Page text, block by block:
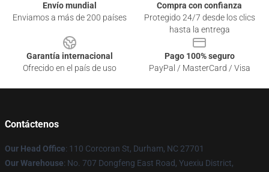
Envío mundial
Enviamos a más de 200 países
Compra con confianza
Protegido 24/7 desde los clics
hasta la entrega
Garantía internacional
Ofrecido en el país de uso
Pago 100% seguro
PayPal / MasterCard / Visa
Contáctenos
Our Head Office: 110 Corcoran St, Durham, NC 27701
Our Warehouse: No. 707 Dongfeng East Road, Yuexiu District,